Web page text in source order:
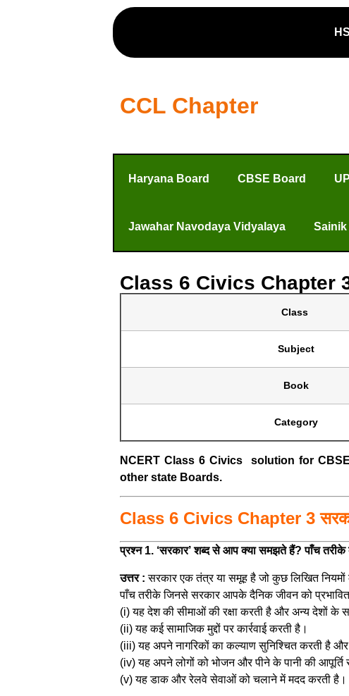
CCL Chapter
Haryana Board CBSE Board
Jawahar Navodaya Vidyalaya Sainik
Class 6 Civics Chapter
Class
Subject
Book
Category
NCERT Class 6 Civics solution for
other state Boards.
Class 6 Civics Chapter 3
प्रश्न 1. ‘सरकार’ शब्द से आप क्या समझते हैं? पाँच
उत्तर : सरकार एक तंत्र या समूह है जो कुछ लिखित
पाँच तरीके जिनसे सरकार आपके दैनिक जीवन को
(i) यह देश की सीमाओं की रक्षा करती है और अन्य देशों के
(ii) यह कई सामाजिक मुद्दों पर कार्रवाई करती है।
(iii) यह अपने नागरिकों का कल्याण सुनिश्चित करती है और
(iv) यह अपने लोगों को भोजन और पीने के पानी की आपूर्ति
(v) यह डाक और रेलवे सेवाओं को चलाने में मदद करती है।